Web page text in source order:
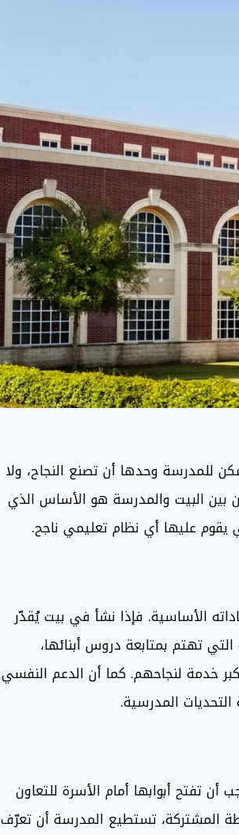
للمدرسة وحدها أن تصنع النجاح، ولا
بين البيت والمدرسة هو الأساس الذي
يقوم عليها أي نظام تعليمي ناجح.
الأساسية. فإذا نشأ في بيت يُقدّر
تهتم بمتابعة دروس أبنائها،
خدمة لنجاحهم. كما أن الدعم النفسي
المدرسية.
تفتح أبوابها أمام الأسرة للتعاون
المشتركة، تستطيع المدرسة أن تعرّف